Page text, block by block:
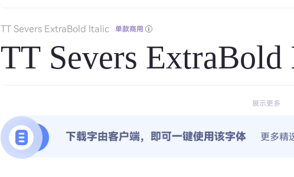
TT Severs ExtraBold Italic 单款商用
TT Severs
展示更多
下载字由客户端，即可一键使用该字体 更多精